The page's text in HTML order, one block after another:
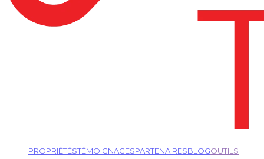
PROPRIÉTÉSTÉMOIGNAGESPARTENAIRESBLOGOUTILS